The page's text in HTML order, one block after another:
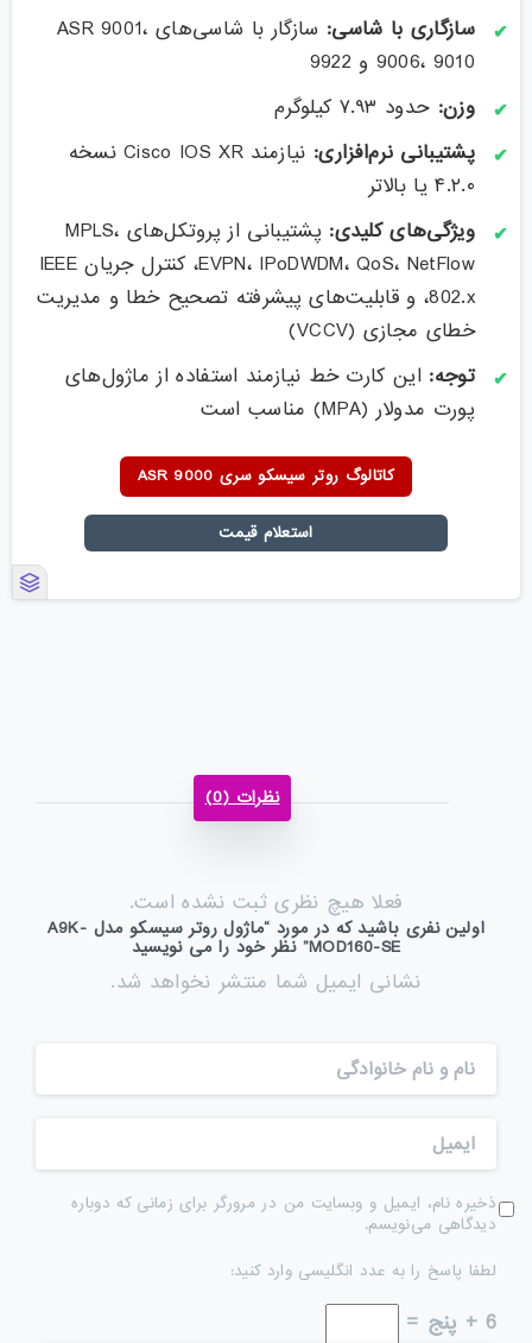
سازگاری با شاسی:
سازگار با شاسی‌های ASR 9001،
9006، 9010 و 9922
وزن: حدود ۷.۹۳ کیلوگرم
پشتیبانی نرم‌افزاری:
نیازمند Cisco IOS XR نسخه
۴.۲.۰ یا بالاتر
ویژگی‌های کلیدی:
پشتیبانی از پروتکل‌های MPLS،
EVPN، IPoDWDM، QoS، NetFlow، کنترل جریان IEEE
802.x، و قابلیت‌های پیشرفته تصحیح خطا و مدیریت
خطای مجازی (VCCV)
توجه: این کارت خط نیازمند استفاده از ماژول‌های
پورت مدولار (MPA) مناسب است
کاتالوگ روتر سیسکو سری ASR 9000
استعلام قیمت
نظرات (0)
فعلا هیچ نظری ثبت نشده است.
اولین نفری باشید که در مورد “ماژول روتر سیسکو مدل A9K-
MOD160-SE” نظر خود را می نویسید
نشانی ایمیل شما منتشر نخواهد شد.
ذخیره نام، ایمیل و وبسایت من در مرورگر برای زمانی که دوباره
دیدگاهی می‌نویسم.
لطفا پاسخ را به عدد انگلیسی وارد کنید:
6 + پنج =